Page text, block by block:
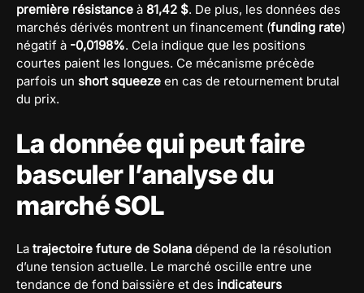
première résistance à 81,42 $. De plus, les données des
marchés dérivés montrent un financement (funding rate)
négatif à -0,0198%. Cela indique que les positions
courtes paient les longues. Ce mécanisme précède
parfois un short squeeze en cas de retournement brutal
du prix.
La donnée qui peut faire
basculer l’analyse du
marché SOL
La trajectoire future de Solana dépend de la résolution
d’une tension actuelle. Le marché oscille entre une
tendance de fond baissière et des indicateurs